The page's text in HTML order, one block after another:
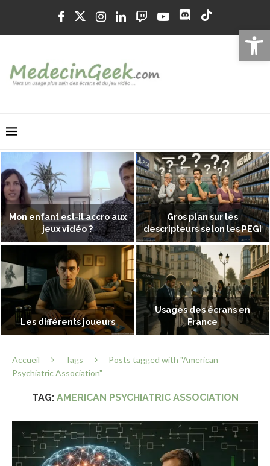
Ouvrir
Mon enfant est-il accro aux
jeux vidéo ?
Gros plan sur les
descripteurs selon les PEGI
Les différents joueurs
Usages des écrans en
France
Accueil Tags
Posts tagged with "American
Psychiatric Association"
TAG: AMERICAN PSYCHIATRIC ASSOCIATION